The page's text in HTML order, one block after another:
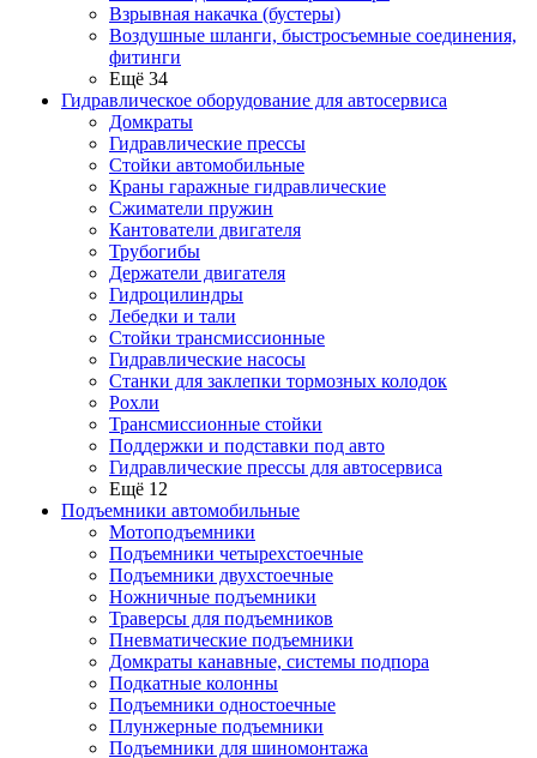
Взрывная накачка (бустеры)
Воздушные шланги, быстросъемные соединения,
фитинги
Ещё 34
Гидравлическое оборудование для автосервиса
Домкраты
Гидравлические прессы
Стойки автомобильные
Краны гаражные гидравлические
Сжиматели пружин
Кантователи двигателя
Трубогибы
Держатели двигателя
Гидроцилиндры
Лебедки и тали
Стойки трансмиссионные
Гидравлические насосы
Cтанки для заклепки тормозных колодок
Рохли
Трансмиссионные стойки
Поддержки и подставки под авто
Гидравлические прессы для автосервиса
Ещё 12
Подъемники автомобильные
Мотоподъемники
Подъемники четырехстоечные
Подъемники двухстоечные
Ножничные подъемники
Траверсы для подъемников
Пневматические подъемники
Домкраты канавные, системы подпора
Подкатные колонны
Подъемники одностоечные
Плунжерные подъемники
Подъемники для шиномонтажа